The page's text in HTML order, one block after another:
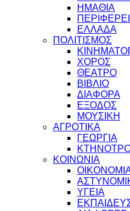
ΗΜΑΘΙΑ
ΕΛΛΑΔΑ
ΠΟΛΙΤΙΣΜΟΣ
ΧΟΡΟΣ
ΘΕΑΤΡΟ
ΒΙΒΛΙΟ
ΔΙΑΦΟΡΑ
ΕΞΟΔΟΣ
ΜΟΥΣΙΚΗ
ΑΓΡΟΤΙΚΑ
ΓΕΩΡΓΙΑ
ΚΟΙΝΩΝΙΑ
ΥΓΕΙΑ